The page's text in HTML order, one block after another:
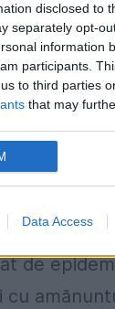
disclosed to
separately opt-
information
participants.
to third parties
that may
Data Access
și
că va
lanțurile
de
de
cu